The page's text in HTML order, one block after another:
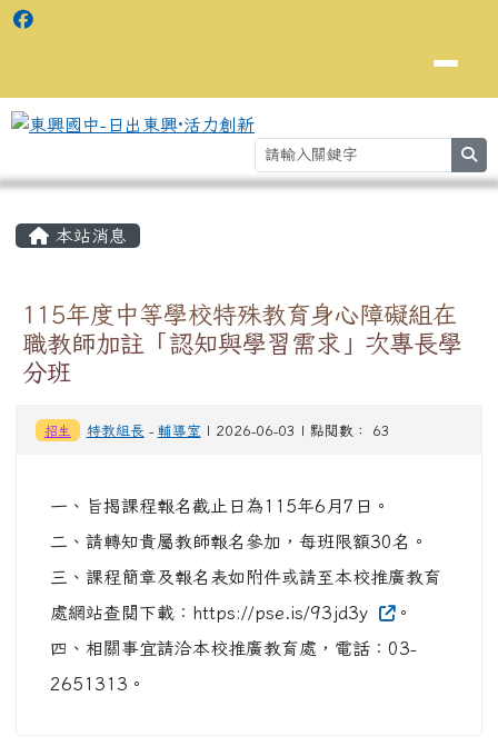
本站消息
115年度中等學校特殊教育身心障礙組在
職教師加註「認知與學習需求」次專長學
分班
招生 特教組長 - 輔導室 | 2026-06-03 | 點閱數： 63
一、旨揭課程報名截止日為115年6月7日。
二、請轉知貴屬教師報名參加，每班限額30名。
三、課程簡章及報名表如附件或請至本校推廣教育
處網站查閱下載：https://pse.is/93jd3y
。
四、相關事宜請洽本校推廣教育處，電話：03-
2651313。